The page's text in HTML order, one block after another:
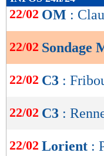
de
OK
22/02 OM :
22/02 Sondage
22/02 C3 :
22/02 C3 :
22/02 Lorient :